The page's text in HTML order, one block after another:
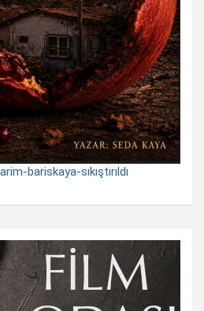
bariskaya-sıkıştırıldı